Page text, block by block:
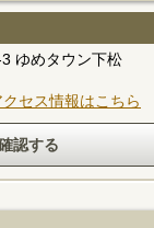
ゆめタウン下松
セス情報はこちら